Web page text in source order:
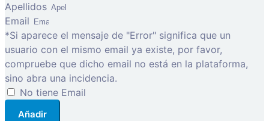
Apellidos
Email
*Si aparece el mensaje de "Error" significa que un
usuario con el mismo email ya existe, por favor,
compruebe que dicho email no está en la plataforma,
sino abra una incidencia.
No tiene Email
Añadir